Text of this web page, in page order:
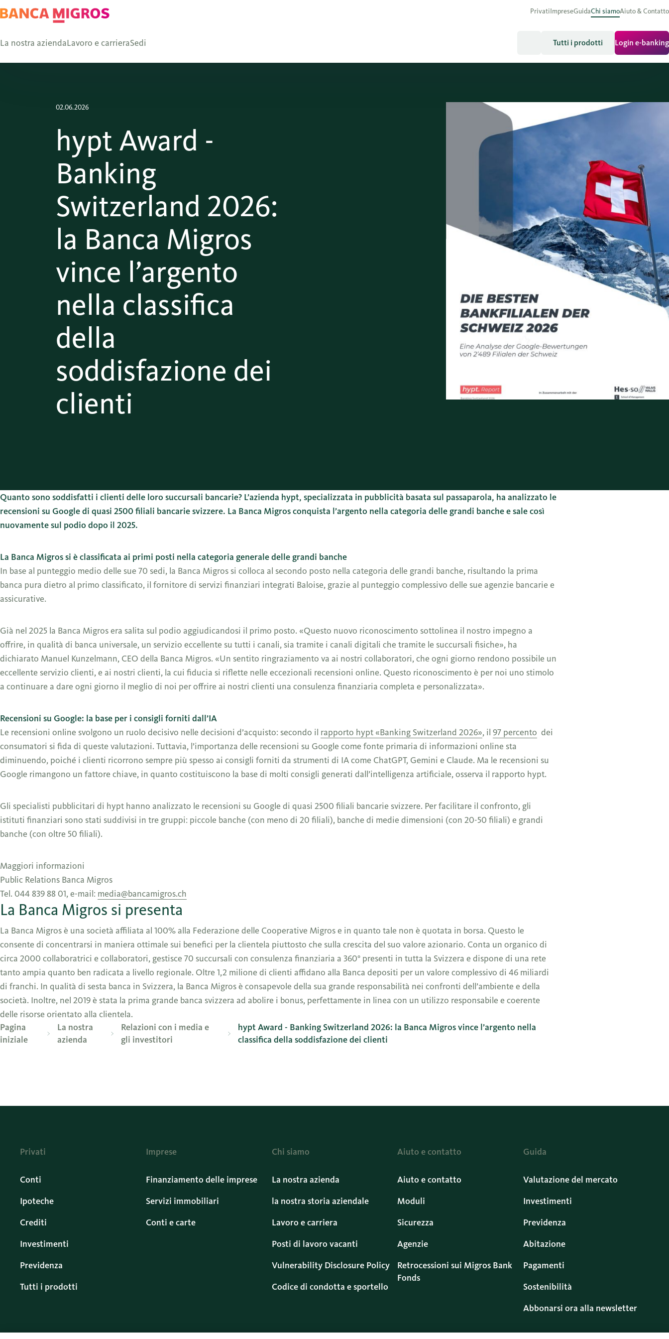
PrivatiImpreseGuidaChi siamoAiuto & Contatto
La nostra aziendaLavoro e carrieraSedi Tutti i prodotti Login e-banking
02.06.2026
hypt Award -
Banking
Switzerland 2026:
la Banca Migros
vince l’argento
nella classifica
della
soddisfazione dei
clienti
Quanto sono soddisfatti i clienti delle loro succursali bancarie? L’azienda hypt, specializzata in pubblicità basata sul passaparola, ha analizzato le
recensioni su Google di quasi 2500 filiali bancarie svizzere. La Banca Migros conquista l’argento nella categoria delle grandi banche e sale così
nuovamente sul podio dopo il 2025.
La Banca Migros si è classificata ai primi posti nella categoria generale delle grandi banche
In base al punteggio medio delle sue 70 sedi, la Banca Migros si colloca al secondo posto nella categoria delle grandi banche, risultando la prima
banca pura dietro al primo classificato, il fornitore di servizi finanziari integrati Baloise, grazie al punteggio complessivo delle sue agenzie bancarie e
assicurative.
Già nel 2025 la Banca Migros era salita sul podio aggiudicandosi il primo posto. «Questo nuovo riconoscimento sottolinea il nostro impegno a
offrire, in qualità di banca universale, un servizio eccellente su tutti i canali, sia tramite i canali digitali che tramite le succursali fisiche», ha
dichiarato Manuel Kunzelmann, CEO della Banca Migros. «Un sentito ringraziamento va ai nostri collaboratori, che ogni giorno rendono possibile un
eccellente servizio clienti, e ai nostri clienti, la cui fiducia si riflette nelle eccezionali recensioni online. Questo riconoscimento è per noi uno stimolo
a continuare a dare ogni giorno il meglio di noi per offrire ai nostri clienti una consulenza finanziaria completa e personalizzata».
Recensioni su Google: la base per i consigli forniti dall’IA
Le recensioni online svolgono un ruolo decisivo nelle decisioni d’acquisto: secondo il rapporto hypt «Banking Switzerland 2026», il 97 percento dei
consumatori si fida di queste valutazioni. Tuttavia, l’importanza delle recensioni su Google come fonte primaria di informazioni online sta
diminuendo, poiché i clienti ricorrono sempre più spesso ai consigli forniti da strumenti di IA come ChatGPT, Gemini e Claude. Ma le recensioni su
Google rimangono un fattore chiave, in quanto costituiscono la base di molti consigli generati dall’intelligenza artificiale, osserva il rapporto hypt.
Gli specialisti pubblicitari di hypt hanno analizzato le recensioni su Google di quasi 2500 filiali bancarie svizzere. Per facilitare il confronto, gli
istituti finanziari sono stati suddivisi in tre gruppi: piccole banche (con meno di 20 filiali), banche di medie dimensioni (con 20-50 filiali) e grandi
banche (con oltre 50 filiali).
Maggiori informazioni
Public Relations Banca Migros
Tel. 044 839 88 01, e-mail: media@bancamigros.ch
La Banca Migros si presenta
La Banca Migros è una società affiliata al 100% alla Federazione delle Cooperative Migros e in quanto tale non è quotata in borsa. Questo le
consente di concentrarsi in maniera ottimale sui benefici per la clientela piuttosto che sulla crescita del suo valore azionario. Conta un organico di
circa 2000 collaboratrici e collaboratori, gestisce 70 succursali con consulenza finanziaria a 360° presenti in tutta la Svizzera e dispone di una rete
tanto ampia quanto ben radicata a livello regionale. Oltre 1,2 milione di clienti affidano alla Banca depositi per un valore complessivo di 46 miliardi
di franchi. In qualità di sesta banca in Svizzera, la Banca Migros è consapevole della sua grande responsabilità nei confronti dell’ambiente e della
società. Inoltre, nel 2019 è stata la prima grande banca svizzera ad abolire i bonus, perfettamente in linea con un utilizzo responsabile e coerente
delle risorse orientato alla clientela.
Pagina
iniziale
La nostra
azienda
Relazioni con i media e
gli investitori
hypt Award - Banking Switzerland 2026: la Banca Migros vince l’argento nella
classifica della soddisfazione dei clienti
Privati
Conti
Ipoteche
Crediti
Investimenti
Previdenza
Tutti i prodotti
Imprese
Finanziamento delle imprese
Servizi immobiliari
Conti e carte
Chi siamo
La nostra azienda
la nostra storia aziendale
Lavoro e carriera
Posti di lavoro vacanti
Vulnerability Disclosure Policy
Codice di condotta e sportello
Aiuto e contatto
Aiuto e contatto
Moduli
Sicurezza
Agenzie
Retrocessioni sui Migros Bank
Fonds
Guida
Valutazione del mercato
Investimenti
Previdenza
Abitazione
Pagamenti
Sostenibilità
Abbonarsi ora alla newsletter